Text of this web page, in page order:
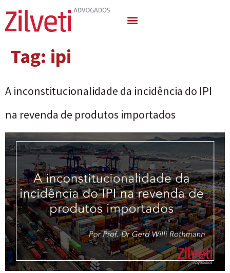
Tag: ipi
A inconstitucionalidade da incidência do IPI
na revenda de produtos importados